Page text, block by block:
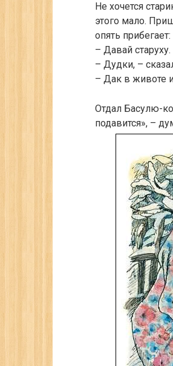
Не хочется
этого мало.
опять прибегает:
– Давай старуху.
– Дудки, –
– Дак в животе
Отдал Басулю-
подавится», –